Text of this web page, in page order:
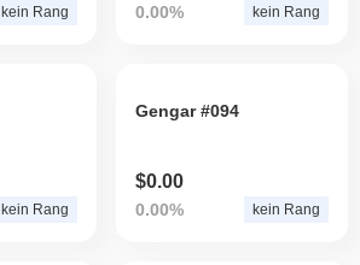
kein Rang 0.00% kein Rang
kein Rang
Gengar #094
$0.00
0.00% kein Rang